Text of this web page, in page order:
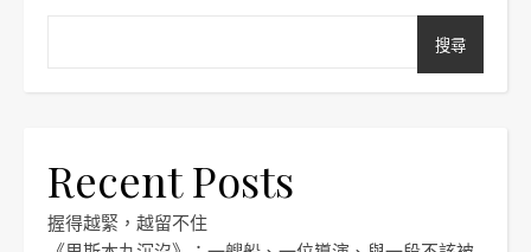
搜尋
Recent Posts
握得越緊，越留不住